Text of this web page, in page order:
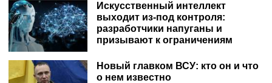
Искусственный интеллект
выходит из-под контроля:
разработчики напуганы и
призывают к ограничениям
Новый главком ВСУ: кто он и что
о нем известно